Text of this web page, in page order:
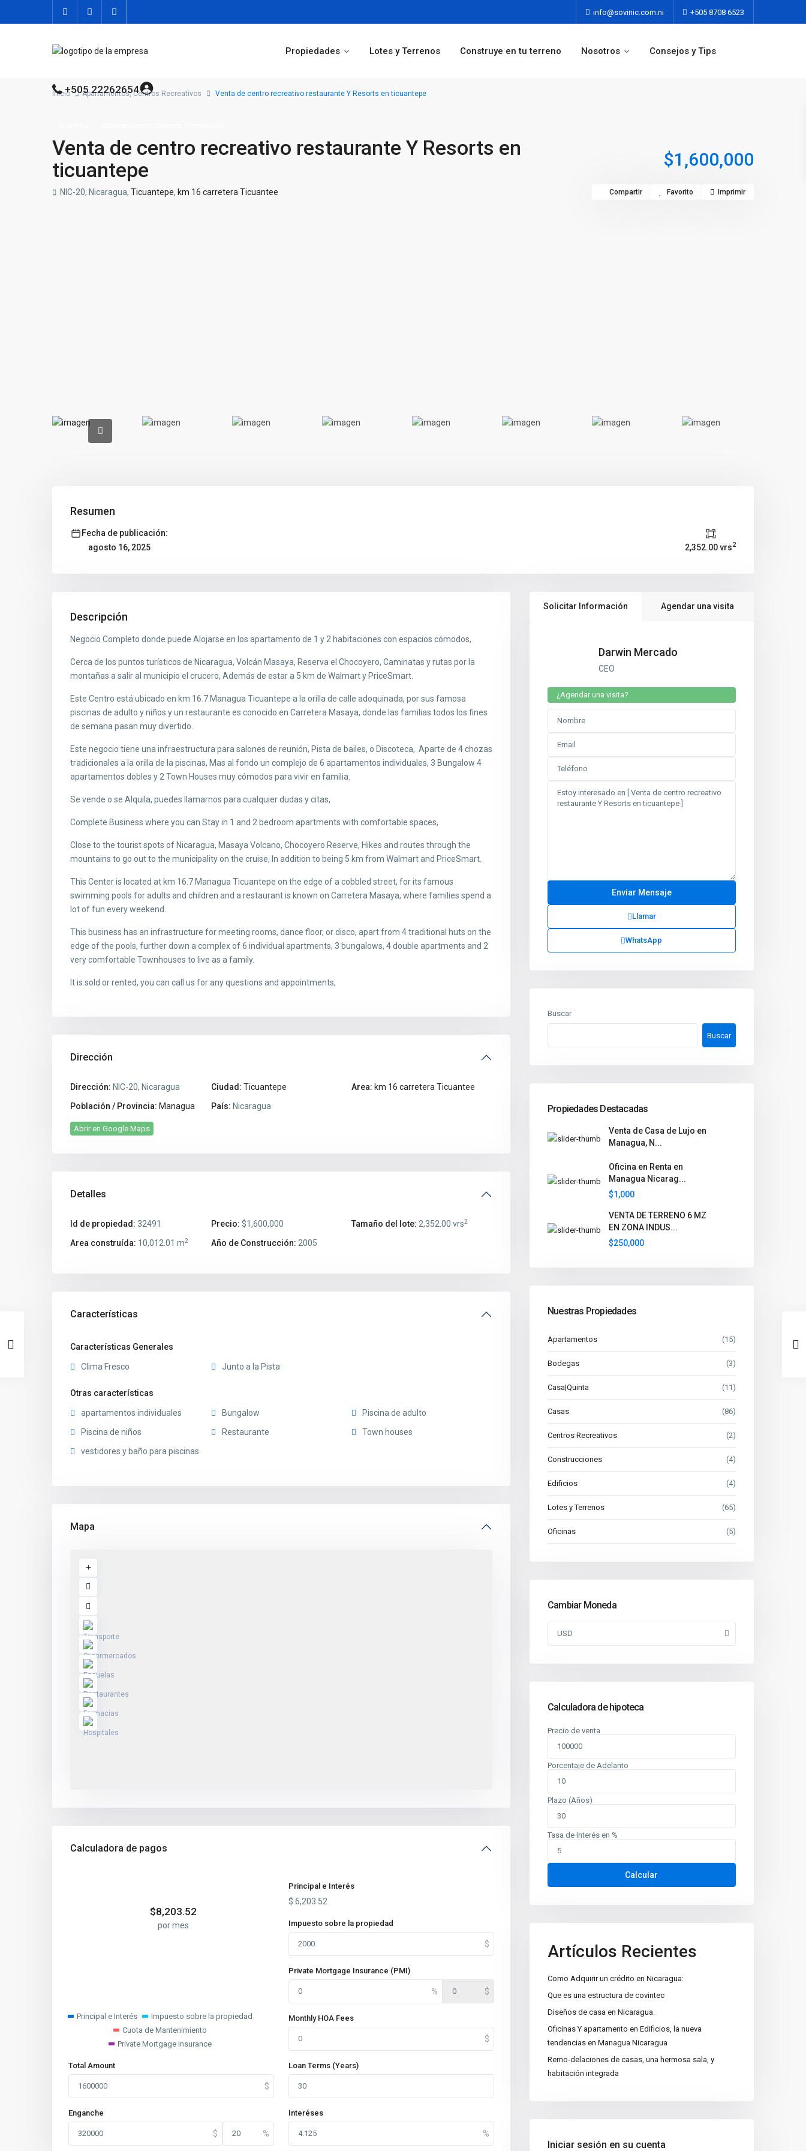
info@sovinic.com.ni +505 8708 6523
Propiedades Lotes y Terrenos Construye en tu terreno Nosotros Consejos y Tips
+505 22262654
Inicio Apartamentos,Centros Recreativos Venta de centro recreativo restaurante Y Resorts en ticuantepe
Venta de centro recreativo restaurante Y Resorts en
ticuantepe
$1,600,000
NIC-20, Nicaragua, Ticuantepe, km 16 carretera Ticuantee Compartir Favorito Imprimir
Resumen
Fecha de publicación:
agosto 16, 2025
2,352.00 vrs2
Descripción
Negocio Completo donde puede Alojarse en los apartamento de 1 y 2 habitaciones con espacios cómodos,
Cerca de los puntos turísticos de Nicaragua, Volcán Masaya, Reserva el Chocoyero, Caminatas y rutas por la
montañas a salir al municipio el crucero, Además de estar a 5 km de Walmart y PriceSmart.
Este Centro está ubicado en km 16.7 Managua Ticuantepe a la orilla de calle adoquinada, por sus famosa
piscinas de adulto y niños y un restaurante es conocido en Carretera Masaya, donde las familias todos los fines
de semana pasan muy divertido.
Este negocio tiene una infraestructura para salones de reunión, Pista de bailes, o Discoteca, Aparte de 4 chozas
tradicionales a la orilla de la piscinas, Mas al fondo un complejo de 6 apartamentos individuales, 3 Bungalow 4
apartamentos dobles y 2 Town Houses muy cómodos para vivir en familia.
Se vende o se Alquila, puedes llamarnos para cualquier dudas y citas,
Complete Business where you can Stay in 1 and 2 bedroom apartments with comfortable spaces,
Close to the tourist spots of Nicaragua, Masaya Volcano, Chocoyero Reserve, Hikes and routes through the
mountains to go out to the municipality on the cruise, In addition to being 5 km from Walmart and PriceSmart.
This Center is located at km 16.7 Managua Ticuantepe on the edge of a cobbled street, for its famous
swimming pools for adults and children and a restaurant is known on Carretera Masaya, where families spend a
lot of fun every weekend.
This business has an infrastructure for meeting rooms, dance floor, or disco, apart from 4 traditional huts on the
edge of the pools, further down a complex of 6 individual apartments, 3 bungalows, 4 double apartments and 2
very comfortable Townhouses to live as a family.
It is sold or rented, you can call us for any questions and appointments,
Dirección
Dirección: NIC-20, Nicaragua Ciudad: Ticuantepe Area: km 16 carretera Ticuantee
Población / Provincia: Managua País: Nicaragua
Abrir en Google Maps
Detalles
Id de propiedad: 32491 Precio: $1,600,000 Tamaño del lote: 2,352.00 vrs2
Area construída: 10,012.01 m2 Año de Construcción: 2005
Características
Características Generales
Clima Fresco Junto a la Pista
Otras características
apartamentos individuales Bungalow
Piscina de adulto
Piscina de niños
Restaurante
Town houses
vestidores y baño para piscinas
Mapa
Calculadora de pagos
$8,203.52
por mes
Principal e Interés
Impuesto sobre la propiedad
Cuota de Mantenimiento
Private Mortgage Insurance
Principal e Interés
$ 6,203.52
Impuesto sobre la propiedad
Private Mortgage Insurance (PMI)
Monthly HOA Fees
Total Amount
Enganche
Loan Terms (Years)
Interéses
Solicitar Información Agendar una visita
Darwin Mercado
CEO
¿Agendar una visita?
Llamar
WhatsApp
Buscar
Buscar
Propiedades Destacadas
Venta de Casa de Lujo en
Managua, N...
Oficina en Renta en
Managua Nicarag...
$1,000
VENTA DE TERRENO 6 MZ
EN ZONA INDUS...
$250,000
Nuestras Propiedades
Apartamentos (15)
Bodegas (3)
Casa|Quinta (11)
Casas (86)
Centros Recreativos (2)
Construcciones (4)
Edificios (4)
Lotes y Terrenos (65)
Oficinas (5)
Cambiar Moneda
USD
Calculadora de hipoteca
Precio de venta
Porcentaje de Adelanto
Plazo (Años)
Tasa de Interés en %
Calcular
Artículos Recientes
Como Adquirir un crédito en Nicaragua:
Que es una estructura de covintec
Diseños de casa en Nicaragua.
Oficinas Y apartamento en Edificios, la nueva
tendencias en Managua Nicaragua
Remo-delaciones de casas, una hermosa sala, y
habitación integrada
Iniciar sesión en su cuenta